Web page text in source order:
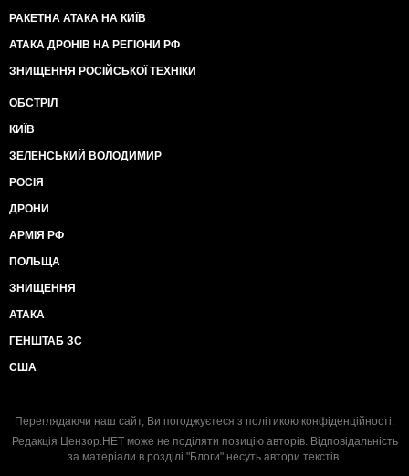
РАКЕТНА АТАКА НА КИЇВ
АТАКА ДРОНІВ НА РЕГІОНИ РФ
ЗНИЩЕННЯ РОСІЙСЬКОЇ ТЕХНІКИ
ОБСТРІЛ
КИЇВ
ЗЕЛЕНСЬКИЙ ВОЛОДИМИР
РОСІЯ
ДРОНИ
АРМІЯ РФ
ПОЛЬЩА
ЗНИЩЕННЯ
АТАКА
ГЕНШТАБ ЗС
США
Переглядаючи наш сайт, Ви погоджуєтеся з політикою конфіденційності.
Редакція Цензор.НЕТ може не поділяти позицію авторів. Відповідальність
за матеріали в розділі "Блоги" несуть автори текстів.